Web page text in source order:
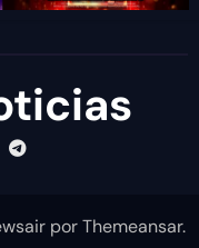
porThemeansar.